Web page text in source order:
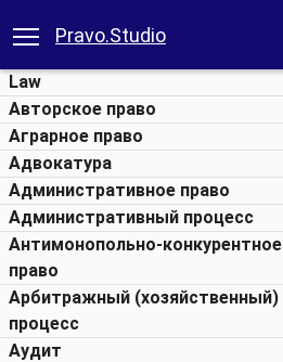
Pravo.Studio
Law
Авторское право
Аграрное право
Адвокатура
Административное право
Административный процесс
Антимонопольно-конкурентное
право
Арбитражный (хозяйственный)
процесс
Аудит